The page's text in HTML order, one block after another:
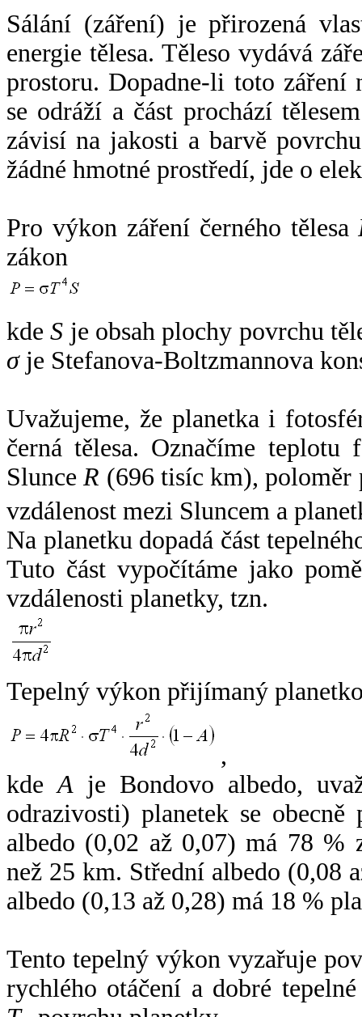
Sálání (záření) je přirozená
energie tělesa. Těleso vydává
prostoru. Dopadne-li toto záření
se odráží a část prochází
závisí na jakosti a barvě
žádné hmotné prostředí, jde o
Pro výkon záření černého tělesa
zákon
kdeS je obsah plochy povrchu
σje Stefanova-Boltzmannova
Uvažujeme, že planetka i
černá tělesa. Označíme
SlunceR (696 tisíc km),
vzdálenost mezi Sluncem a
Na planetku dopadá část
Tuto část vypočítáme jako
vzdálenosti planetky, tzn.
Tepelný výkon přijímaný
,
kdeA je Bondovo albedo,
odrazivosti) planetek se
albedo (0,02 až 0,07) má 78 %
než 25 km. Střední albedo (0,08
albedo (0,13 až 0,28) má 18 %
Tento tepelný výkon vyzařuje
rychlého otáčení a dobré